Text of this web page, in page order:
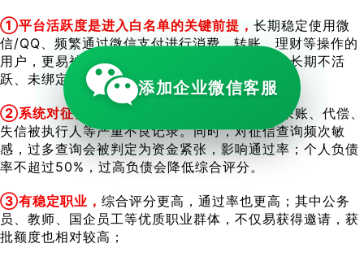
①平台活跃度是进入白名单的关键前提， 长期稳定使用微
信/QQ、频繁通过微信支付进行消费、转账、理财等操作的
用户，更易被系统筛选为潜在优质客群；反之，长期不活
跃、未绑定支付方式的用户，几乎无法获得邀请。
②系统对征信记录要求严格，
无当前逾期、无呆账、代偿、
失信被执行人等严重不良记录。同时，对征信查询频次敏
感，过多查询会被判定为资金紧张，影响通过率；个人负债
率不超过50%，过高负债会降低综合评分。
③有稳定职业， 综合评分更高，通过率也更高；其中公务
员、教师、国企员工等优质职业群体，不仅易获得邀请，获
批额度也相对较高；
添加企业微信客服